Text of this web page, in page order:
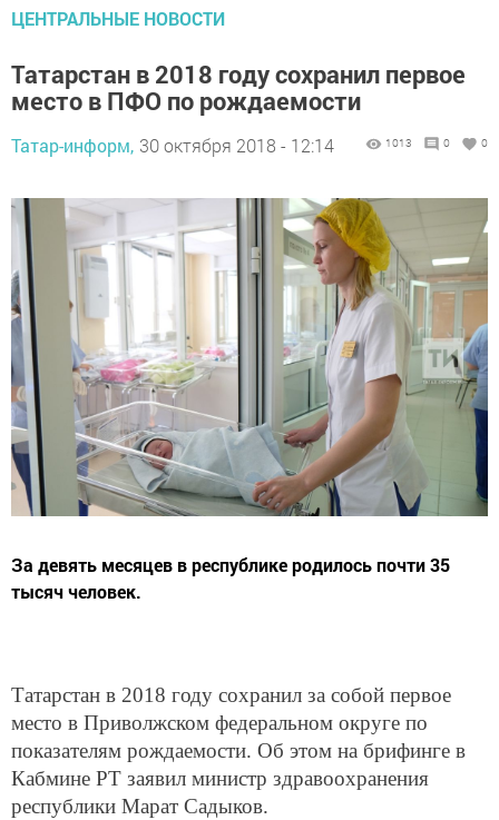
ЦЕНТРАЛЬНЫЕ НОВОСТИ
Татарстан в 2018 году сохранил первое
место в ПФО по рождаемости
Татар-информ, 30 октября 2018 - 12:14 1013 0 0
За девять месяцев в республике родилось почти 35
тысяч человек.
Татарстан в 2018 году сохранил за собой первое
место в Приволжском федеральном округе по
показателям рождаемости. Об этом на брифинге в
Кабмине РТ заявил министр здравоохранения
республики Марат Садыков.